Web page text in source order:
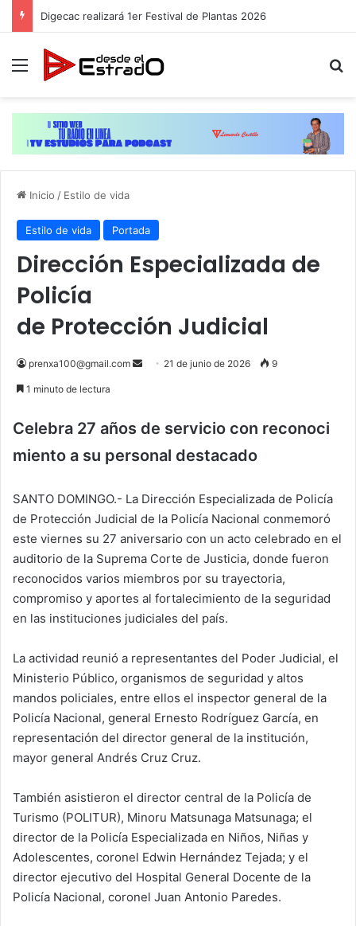
Digecac realizará 1er Festival de Plantas 2026
Menú
Inicio / Estilo de vida
Estilo de vida Portada
Dirección Especializada de
Policía
de Protección Judicial
prenxa100@gmail.com
Send 21 de junio de 2026 9
1 minuto de lectura
Celebra 27 años de servicio con reconoci
miento a su personal destacado
SANTO DOMINGO.- La Dirección Especializada de Policía
de Protección Judicial de la Policía Nacional conmemoró
este viernes su 27 aniversario con un acto celebrado en el
auditorio de la Suprema Corte de Justicia, donde fueron
reconocidos varios miembros por su trayectoria,
compromiso y aportes al fortalecimiento de la seguridad
en las instituciones judiciales del país.
La actividad reunió a representantes del Poder Judicial, el
Ministerio Público, organismos de seguridad y altos
mandos policiales, entre ellos el inspector general de la
Policía Nacional, general Ernesto Rodríguez García, en
representación del director general de la institución,
mayor general Andrés Cruz Cruz.
También asistieron el director central de la Policía de
Turismo (POLITUR), Minoru Matsunaga Matsunaga; el
director de la Policía Especializada en Niños, Niñas y
Adolescentes, coronel Edwin Hernández Tejada; y el
director ejecutivo del Hospital General Docente de la
Policía Nacional, coronel Juan Antonio Paredes.